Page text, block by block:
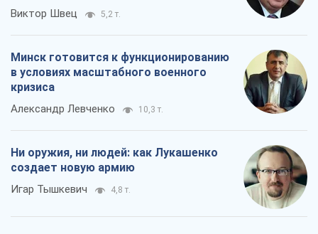
Виктор Швец 5,2 т.
Минск готовится к функционированию
в условиях масштабного военного
кризиса
Александр Левченко 10,3 т.
Ни оружия, ни людей: как Лукашенко
создает новую армию
Игар Тышкевич 4,8 т.